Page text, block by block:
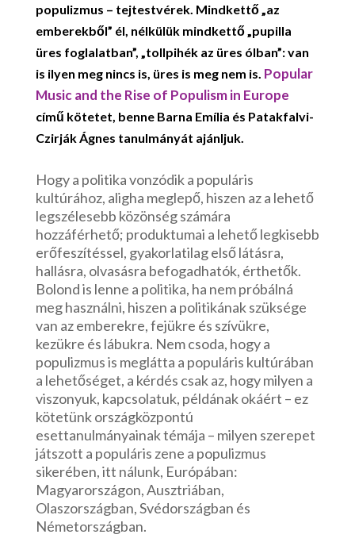
populizmus – tejtestvérek. Mindkettő „az
emberekből” él, nélkülük mindkettő „pupilla
üres foglalatban”, „tollpihék az üres ólban”: van
is ilyen meg nincs is, üres is meg nem is. Popular
Music and the Rise of Populism in Europe
című kötetet, benne Barna Emília és Patakfalvi-
Czirják Ágnes tanulmányát ajánljuk.
Hogy a politika vonzódik a populáris
kultúrához, aligha meglepő, hiszen az a lehető
legszélesebb közönség számára
hozzáférhető; produktumai a lehető legkisebb
erőfeszítéssel, gyakorlatilag első látásra,
hallásra, olvasásra befogadhatók, érthetők.
Bolond is lenne a politika, ha nem próbálná
meg használni, hiszen a politikának szüksége
van az emberekre, fejükre és szívükre,
kezükre és lábukra. Nem csoda, hogy a
populizmus is meglátta a populáris kultúrában
a lehetőséget, a kérdés csak az, hogy milyen a
viszonyuk, kapcsolatuk, példának okáért – ez
kötetünk országközpontú
esettanulmányainak témája – milyen szerepet
játszott a populáris zene a populizmus
sikerében, itt nálunk, Európában:
Magyarországon, Ausztriában,
Olaszországban, Svédországban és
Németországban.